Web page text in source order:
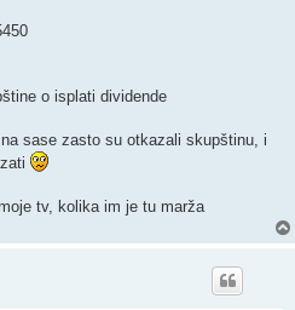
o isplati dividende
sase zasto su otkazali skupštinu, i
tv, kolika im je tu marža